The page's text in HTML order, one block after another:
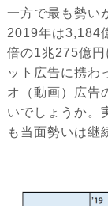
一方で最も勢い
2019年は3,184
倍の1兆275億
ット広告に携わ
オ（動画）広告
いでしょうか。
も当面勢いは継